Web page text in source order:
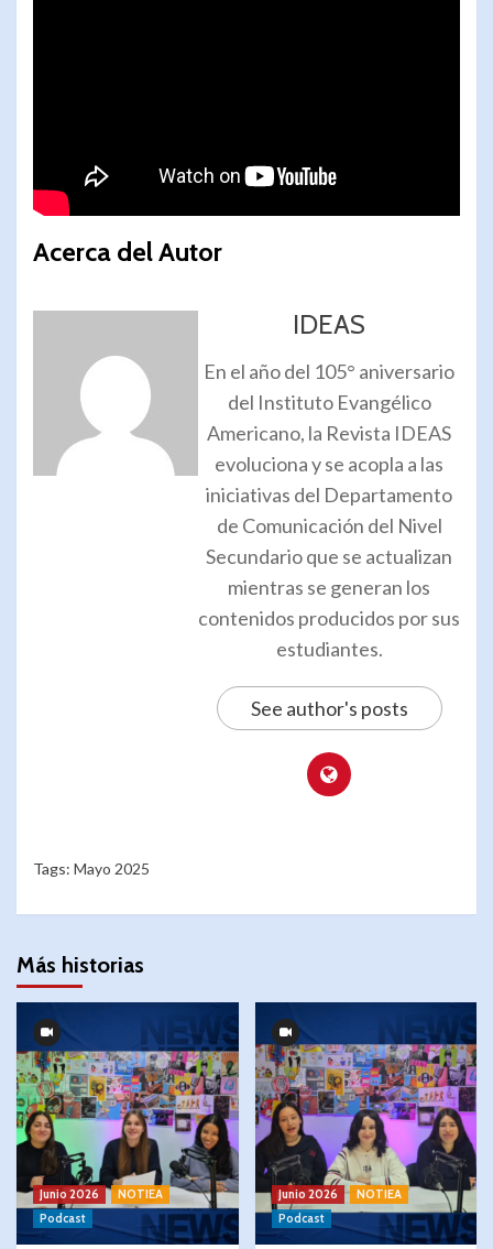
Acerca del Autor
IDEAS
En el año del 105° aniversario
del Instituto Evangélico
Americano, la Revista IDEAS
evoluciona y se acopla a las
iniciativas del Departamento
de Comunicación del Nivel
Secundario que se actualizan
mientras se generan los
contenidos producidos por sus
estudiantes.
See author's posts
Tags: Mayo 2025
Más historias
Junio 2026
NOTIEA
Podcast
Junio 2026
NOTIEA
Podcast